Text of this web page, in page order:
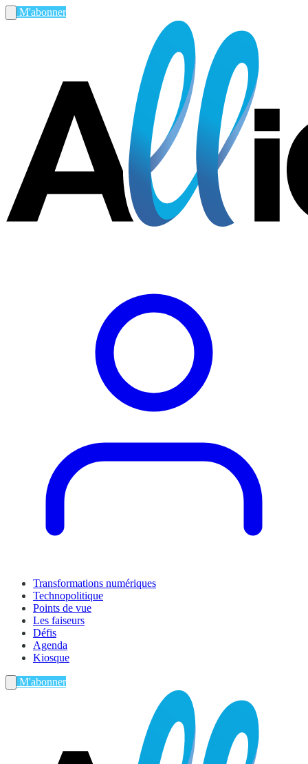
M'abonner
Transformations numériques
Technopolitique
Points de vue
Les faiseurs
Défis
Agenda
Kiosque
M'abonner